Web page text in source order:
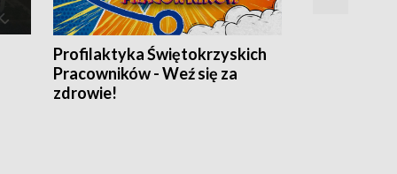
Profilaktyka Świętokrzyskich
Pracowników - Weź się za
zdrowie!